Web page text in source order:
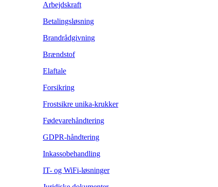
Arbejdskraft
Betalingsløsning
Brandrådgivning
Brændstof
Elaftale
Forsikring
Frostsikre unika-krukker
Fødevarehåndtering
GDPR-håndtering
Inkassobehandling
IT- og WiFi-løsninger